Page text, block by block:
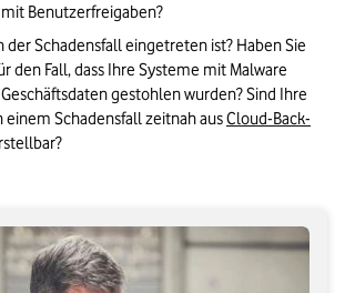
Benutzerfreigaben?
der Schadensfall eingetreten ist? Haben Sie
den Fall, dass Ihre Systeme mit Malware
gestohlen wurden? Sind Ihre
einem Schadensfall zeitnah aus Cloud-Back-